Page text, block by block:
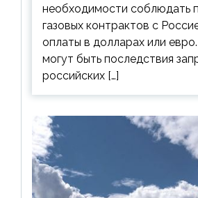
необходимости соблюдать
газовых контрактов с
оплаты в долларах или
могут быть последствия
российских […]